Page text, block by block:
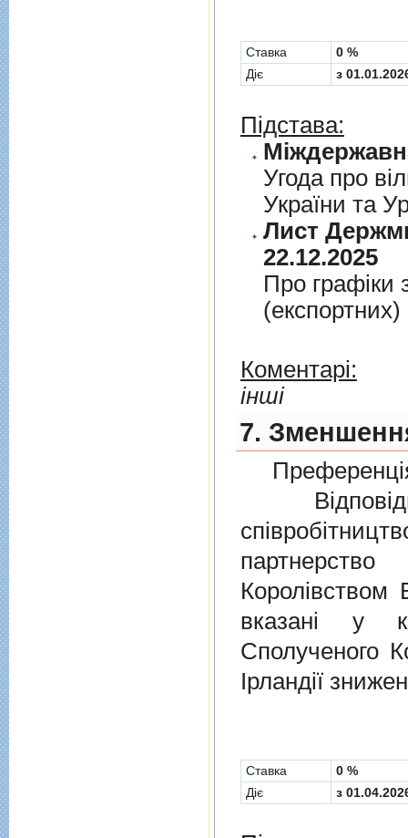
Cтавка
0 %
Діє
з
Підстава:
Угода про
України та
Лист
22.12.2025
Про графiки
Коментарі:
інші
7.
Королівством
вказані у
Сполученого
Ірландії
Cтавка
0 %
Діє
з